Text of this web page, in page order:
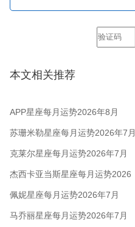
本文相关推荐
APP星座每月运势2026年8月
苏珊米勒星座每月运势2026年7月
克莱尔星座每月运势2026年7月
杰西卡亚当斯星座每月运势2026
年7月
佩妮星座每月运势2026年7月
马乔丽星座每月运势2026年7月